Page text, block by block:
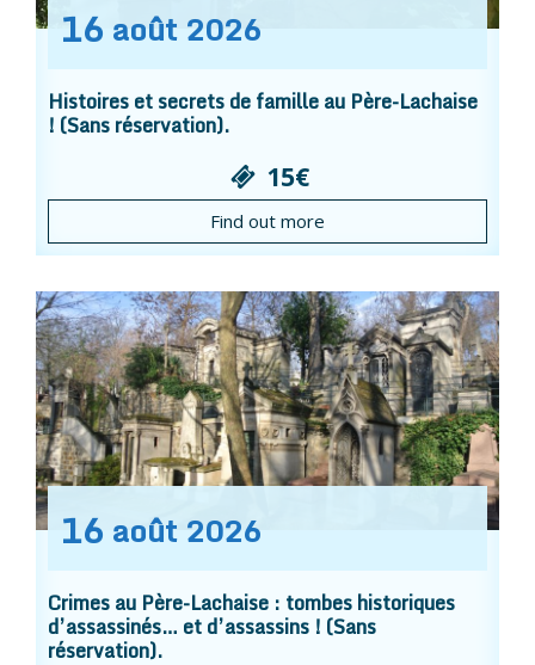
16 août 2026
Histoires et secrets de famille au Père-Lachaise
! (Sans réservation).
15€
Find out more
16 août 2026
Crimes au Père-Lachaise : tombes historiques
d’assassinés… et d’assassins ! (Sans
réservation).